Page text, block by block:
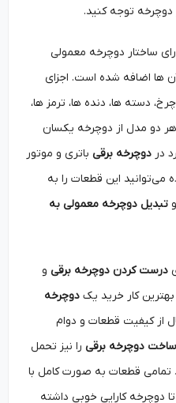
توجه کنید.
دوچرخه معمولی
شده‌ است. اجزای
‌ها، دنده ‌ها، ترمز ها،
مدل از دوچرخه یکسان
دوچرخه برقی باتری و موتور
این قطعات را به
دوچرخه معمولی به
کردن دوچرخه برقی و
کار خرید یکدوچرخه
قطعات و دوام
دوچرخه برقیرا نیز تحمل
قطعات به صورت کامل با
کارایی خوبی داشته